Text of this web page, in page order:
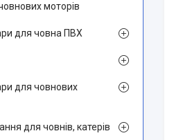
моторів
для човна ПВХ
для човнових
для човнів, катерів